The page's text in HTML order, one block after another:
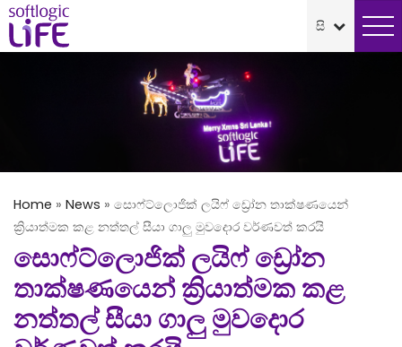
Home » News » සොෆ්ට්ලොජික් ලයිෆ් ඩ්‍රෝන තාක්ෂණයෙන්
ක්‍රියාත්මක කළ නත්තල් සීයා ගාලු මුවදොර වර්ණවත් කරයි
සොෆ්ට්ලොජික් ලයිෆ් ඩ්‍රෝන
තාක්ෂණයෙන් ක්‍රියාත්මක කළ
නත්තල් සීයා ගාලු මුවදොර